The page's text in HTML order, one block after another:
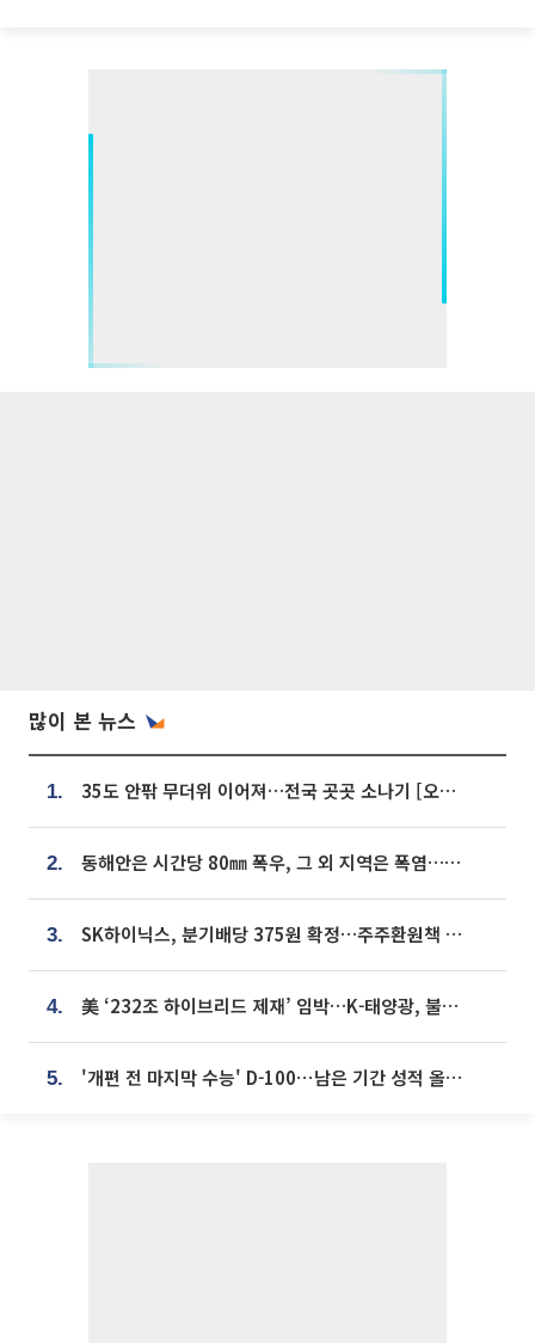
많이 본 뉴스
1. 35도 안팎 무더위 이어져…전국 곳곳 소나기 [오늘 날씨]
2. 동해안은 시간당 80㎜ 폭우, 그 외 지역은 폭염…‘극과 극 날씨’
3. SK하이닉스, 분기배당 375원 확정…주주환원책 9월로 앞당겨 발표
4. 美 ‘232조 하이브리드 제재’ 임박…K-태양광, 불확실성 털고 날개 다나
5. '개편 전 마지막 수능' D-100⋯남은 기간 성적 올릴 전략은